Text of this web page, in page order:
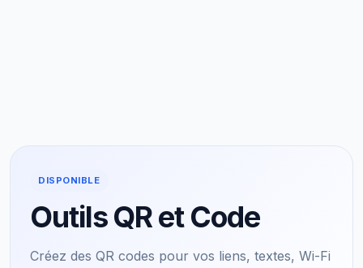
DISPONIBLE
Outils QR et Code
Créez des QR codes pour vos liens, textes, Wi-Fi